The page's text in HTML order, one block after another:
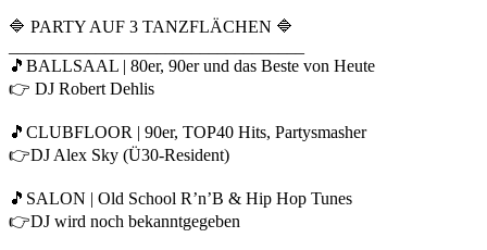
🔷 PARTY AUF 3 TANZFLÄCHEN 🔷
🎵BALLSAAL | 80er, 90er und das Beste von Heute
👉 DJ Robert Dehlis
🎵CLUBFLOOR | 90er, TOP40 Hits, Partysmasher
👉DJ Alex Sky (Ü30-Resident)
🎵SALON | Old School R’n’B & Hip Hop Tunes
👉DJ wird noch bekanntgegeben